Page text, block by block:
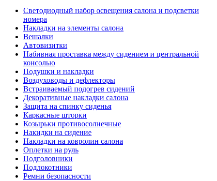
Светодиодный набор освещения салона и подсветки
номера
Накладки на элементы салона
Вешалки
Автовизитки
Набивная проставка между сидением и центральной
консолью
Подушки и накладки
Воздуховоды и дефлекторы
Встраиваемый подогрев сидений
Декоративные накладки салона
Защита на спинку сиденья
Каркасные шторки
Козырьки противосолнечные
Накидки на сидение
Накладки на ковролин салона
Оплетки на руль
Подголовники
Подлокотники
Ремни безопасности